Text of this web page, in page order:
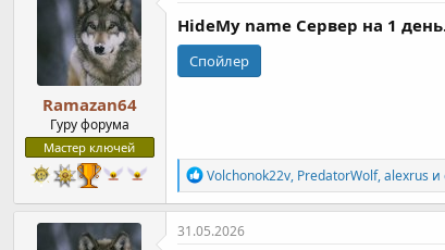
и
и
Ramazan64
Гуру форума
Мастер ключей
HideMy name Cервер на 1
Спойлер
Р
е
а
к
Volchonok22v, PredatorWolf,alexrus и
31.05.2026